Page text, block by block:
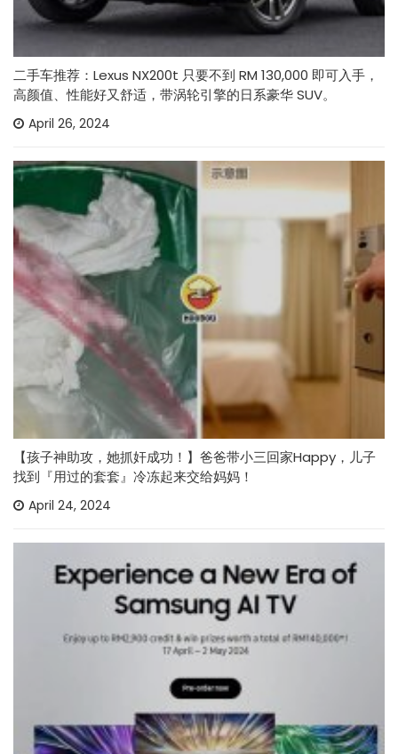
二手车推荐：Lexus NX200t 只要不到 RM 130,000 即可入手，
高颜值、性能好又舒适，带涡轮引擎的日系豪华 SUV。
April 26, 2024
【孩子神助攻，她抓奸成功！】爸爸带小三回家Happy，儿子
找到『用过的套套』冷冻起来交给妈妈！
April 24, 2024